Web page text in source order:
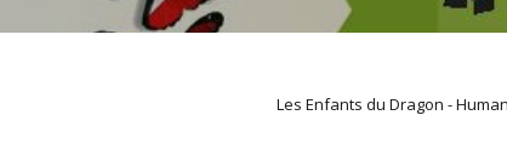
Les Enfants du Dragon -